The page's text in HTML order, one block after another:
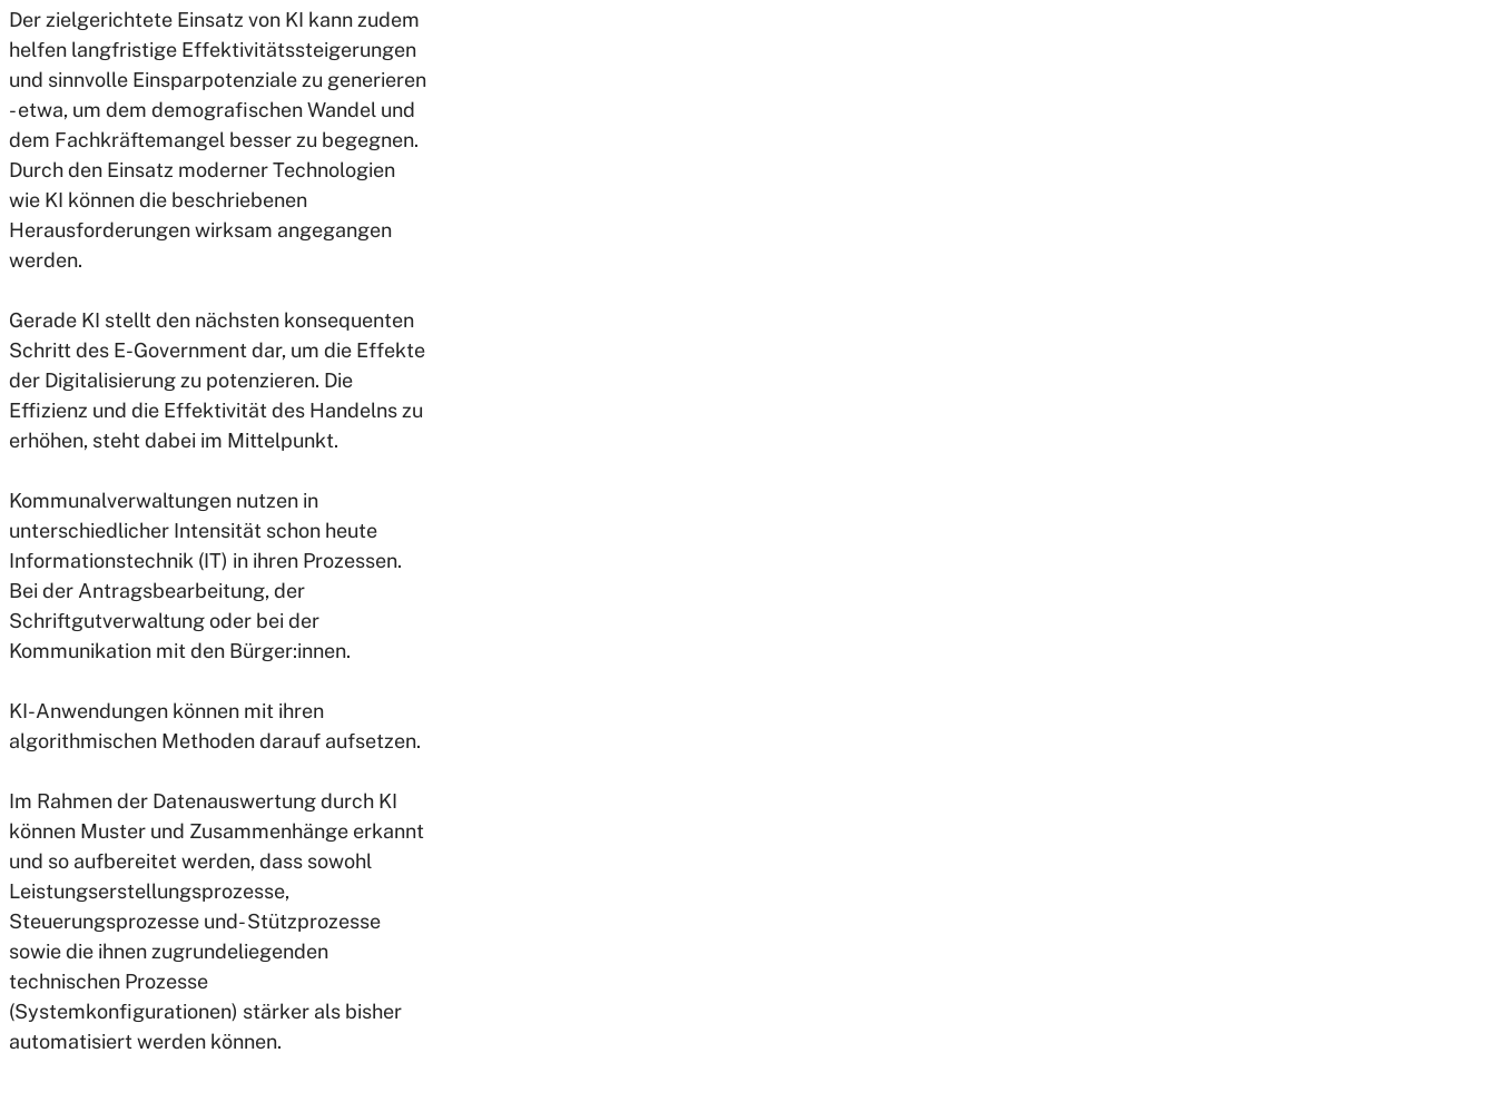
Der zielgerichtete Einsatz von KI kann zudem
helfen langfristige Effektivitätssteigerungen
und sinnvolle Einsparpotenziale zu generieren
- etwa, um dem demografischen Wandel und
dem Fachkräftemangel besser zu begegnen.
Durch den Einsatz moderner Technologien
wie KI können die beschriebenen
Herausforderungen wirksam angegangen
werden.
Gerade KI stellt den nächsten konsequenten
Schritt des E-Government dar, um die Effekte
der Digitalisierung zu potenzieren. Die
Effizienz und die Effektivität des Handelns zu
erhöhen, steht dabei im Mittelpunkt.
Kommunalverwaltungen nutzen in
unterschiedlicher Intensität schon heute
Informationstechnik (IT) in ihren Prozessen.
Bei der Antragsbearbeitung, der
Schriftgutverwaltung oder bei der
Kommunikation mit den Bürger:innen.
KI-Anwendungen können mit ihren
algorithmischen Methoden darauf aufsetzen.
Im Rahmen der Datenauswertung durch KI
können Muster und Zusammenhänge erkannt
und so aufbereitet werden, dass sowohl
Leistungserstellungsprozesse,
Steuerungsprozesse und- Stützprozesse
sowie die ihnen zugrundeliegenden
technischen Prozesse
(Systemkonfigurationen) stärker als bisher
automatisiert werden können.